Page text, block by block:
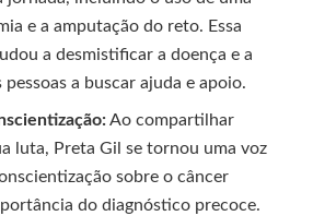
e a amputação do reto. Essa
a desmistificar a doença e a
a buscar ajuda e apoio.
Ao compartilhar
luta, Preta Gil se tornou uma voz
sobre o câncer
do diagnóstico precoce.